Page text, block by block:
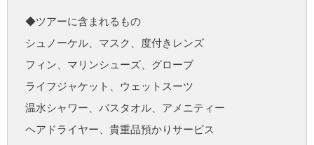
◆ツアーに含まれるもの
シュノーケル、マスク、度付きレンズ
フィン、マリンシューズ、グローブ
ライフジャケット、ウェットスーツ
温水シャワー、バスタオル、アメニティー
ヘアドライヤー、貴重品預かりサービス